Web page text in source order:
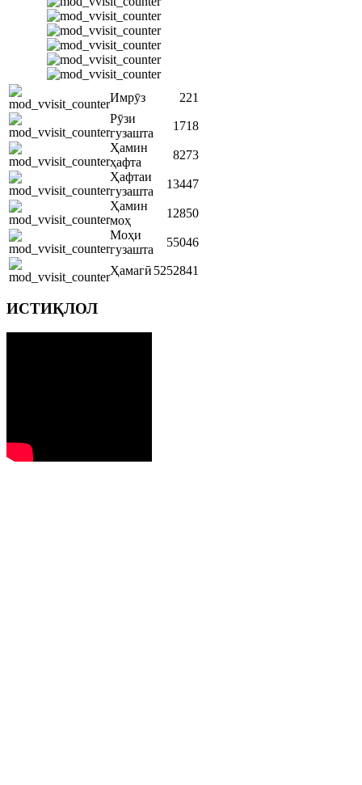
Имрӯз
221
Рӯзи
гузашта
1718
Ҳамин
ҳафта
8273
Ҳафтаи
гузашта
13447
Ҳамин
моҳ
12850
Моҳи
гузашта
55046
Ҳамагӣ 5252841
ИСТИҚЛОЛ